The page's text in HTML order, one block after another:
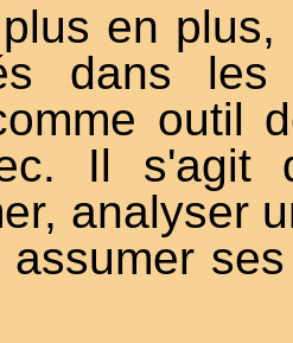
en
dans
outil
Il s'agit
analyser
assumer